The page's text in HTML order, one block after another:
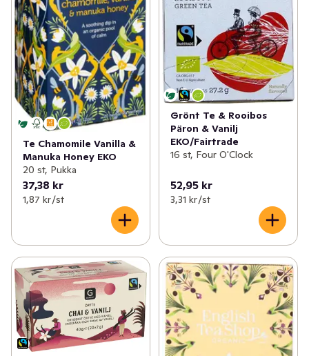
Te Chamomile Vanilla &
Manuka Honey EKO
20 st, Pukka
37,38 kr
1,87 kr /st
Grönt Te & Rooibos
Päron & Vanilj
EKO/Fairtrade
16 st, Four O'Clock
52,95 kr
3,31 kr /st